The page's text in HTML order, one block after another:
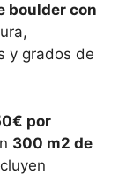
boulder con
y grados de
por
300 m2 de